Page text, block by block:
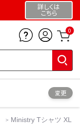
詳しくは
こちら
0
変更
Ministry Tシャツ XL